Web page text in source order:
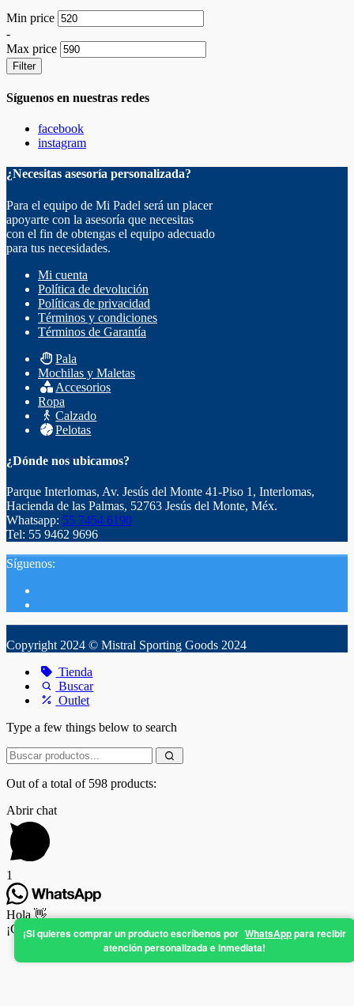
Min price
-
Max price
Filter
Síguenos en nuestras redes
facebook
instagram
¿Necesitas asesoría personalizada?
Para el equipo de Mi Padel será un placer
apoyarte con la asesoría que necesitas
con el fin de obtengas el equipo adecuado
para tus necesidades.
Mi cuenta
Política de devolución
Políticas de privacidad
Términos y condiciones
Términos de Garantía
Pala
Mochilas y Maletas
Accesorios
Ropa
Calzado
Pelotas
¿Dónde nos ubicamos?
Parque Interlomas, Av. Jesús del Monte 41-Piso 1, Interlomas,
Hacienda de las Palmas, 52763 Jesús del Monte, Méx.
Whatsapp: 55 7454 6190
Tel: 55 9462 9696
Síguenos:
Copyright 2024 © Mistral Sporting Goods 2024
¡Si quieres comprar un producto escríbenos por WhatsApppara recibir
atención personalizada e inmediata!
Tienda
Buscar
Outlet
Type a few things below to search
Out of a total of 598 products:
Abrir chat
1
Hola 👋
¡Cuéntanos en qué podemos ayudarte!